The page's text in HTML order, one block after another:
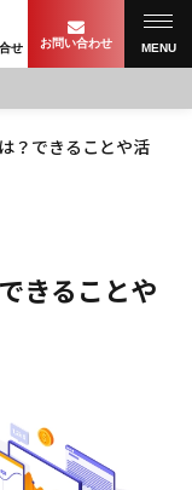
せ お問い合わせ MENU
？できることや活
きることや